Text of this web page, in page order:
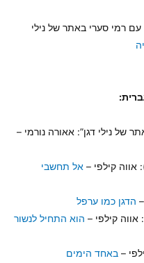
עם רמי סערי באתר של נילי
אל תחשבי
הדגן כמו ערפל
הוא התחיל לנשור
באחד הימים